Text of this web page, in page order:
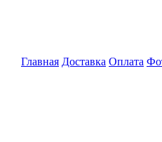
Главная Доставка Оплата